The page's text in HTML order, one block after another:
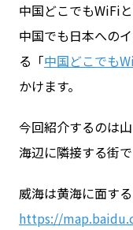
WiFiレ
法人登録
中国どこでもWiFi
中国でも日本への
る「中国どこでも
かけます。
今回紹介するのは
海辺に隣接する街で
威海は黄海に面す
https://